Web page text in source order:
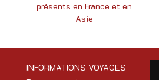
présents en France et en
Asie
INFORMATIONS VOYAGES